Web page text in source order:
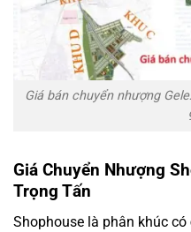
Giá bán chuyển nhượng
Giá Chuyển Nhượng
Trọng Tấn
Shophouse là phân khúc có